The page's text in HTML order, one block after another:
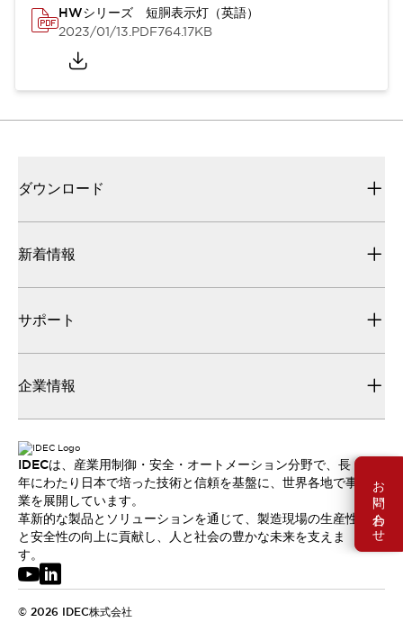
お問い合わせ
HWシリーズ 短胴表示灯（英語）
2023/01/13.PDF764.17KB
ダウンロード
新着情報
サポート
企業情報
IDECは、産業用制御・安全・オートメーション分野で、長
年にわたり日本で培った技術と信頼を基盤に、世界各地で事
業を展開しています。
革新的な製品とソリューションを通じて、製造現場の生産性
と安全性の向上に貢献し、人と社会の豊かな未来を支えま
す。
© 2026 IDEC株式会社